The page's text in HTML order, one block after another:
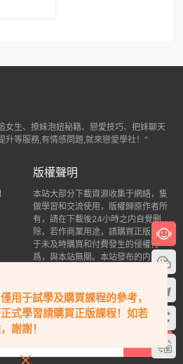
女生、撩妹泡妞秘籍、戀愛技巧、把妹聊天
升等服務,有情感問題,就來戀愛學社！"
版權聲明
本站大部分下載資源收集于網絡，隻
做學習和交流使用，版權歸原作者所
有，請在下載後24小時之内自覺删
除，若作商業用途，請購買正版，由
于未及時購買和付費發生的侵權行
爲，與本站無關。本站發布的内容若
用于試學及購買課程的參考，
式學習請購買正版課程！如若
謝謝！